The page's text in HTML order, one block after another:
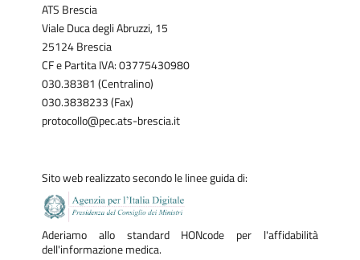
ATS Brescia
Viale Duca degli Abruzzi, 15
25124 Brescia
CF e Partita IVA: 03775430980
030.38381 (Centralino)
030.3838233 (Fax)
protocollo@pec.ats-brescia.it
Sito web realizzato secondo le linee guida di:
Aderiamo allo standard HONcode per l'affidabilità
dell'informazione medica.